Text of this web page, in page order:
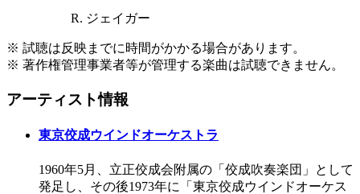
R. ジェイガー
※ 試聴は反映までに時間がかかる場合があります。
※ 著作権管理事業者等が管理する楽曲は試聴できません。
アーティスト情報
東京佼成ウインドオーケストラ
1960年5月、立正佼成会附属の「佼成吹奏楽団」として
発足し、その後1973年に「東京佼成ウインドオーケス